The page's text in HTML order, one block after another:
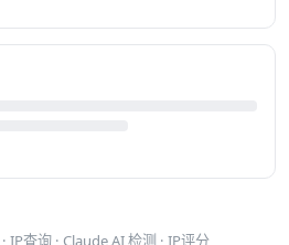
· IP查询 · Claude AI 检测 · IP评分